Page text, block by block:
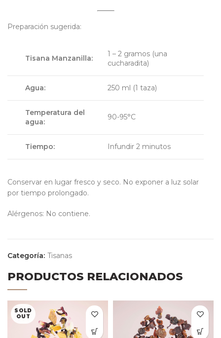
Preparación sugerida:
Tisana Manzanilla:
1 – 2 gramos (una
cucharadita)
Agua: 250 ml (1 taza)
Temperatura del
agua:
90-95°C
Tiempo: Infundir 2 minutos
Conservar en lugar fresco y seco. No exponer a luz solar
por tiempo prolongado.
Alérgenos: No contiene.
Categoría: Tisanas
PRODUCTOS RELACIONADOS
SOLD
OUT